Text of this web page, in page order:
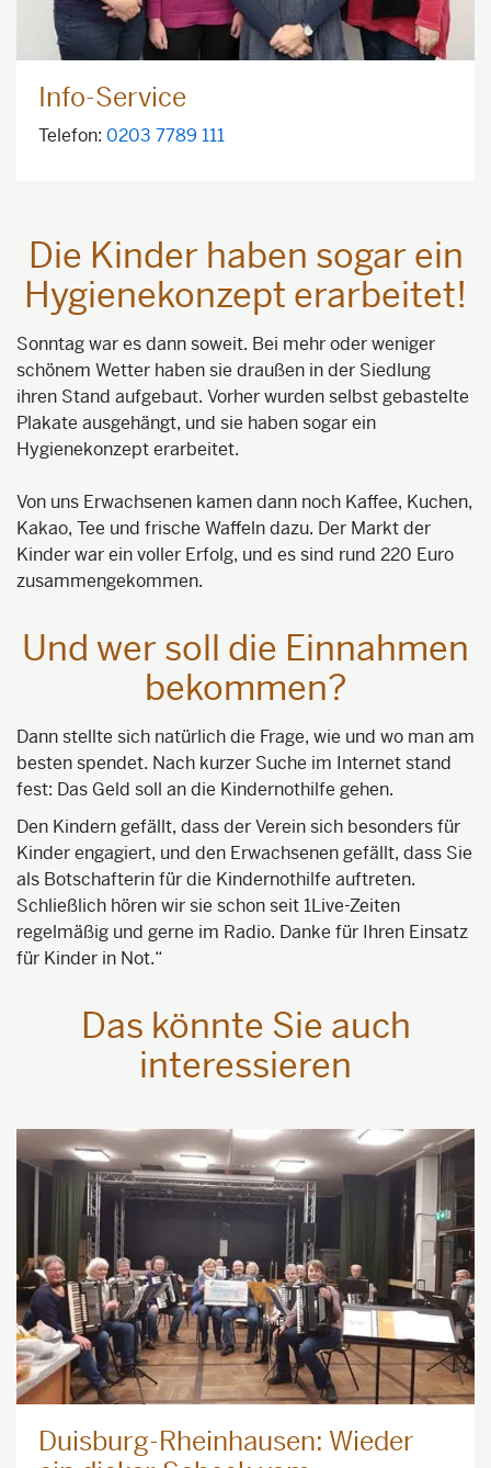
Info-Service
Telefon: 0203 7789 111
Die Kinder haben sogar ein
Hygienekonzept erarbeitet!
Sonntag war es dann soweit. Bei mehr oder weniger
schönem Wetter haben sie draußen in der Siedlung
ihren Stand aufgebaut. Vorher wurden selbst gebastelte
Plakate ausgehängt, und sie haben sogar ein
Hygienekonzept erarbeitet.
Von uns Erwachsenen kamen dann noch Kaffee, Kuchen,
Kakao, Tee und frische Waffeln dazu. Der Markt der
Kinder war ein voller Erfolg, und es sind rund 220 Euro
zusammengekommen.
Und wer soll die Einnahmen
bekommen?
Dann stellte sich natürlich die Frage, wie und wo man am
besten spendet. Nach kurzer Suche im Internet stand
fest: Das Geld soll an die Kindernothilfe gehen.
Den Kindern gefällt, dass der Verein sich besonders für
Kinder engagiert, und den Erwachsenen gefällt, dass Sie
als Botschafterin für die Kindernothilfe auftreten.
Schließlich hören wir sie schon seit 1Live-Zeiten
regelmäßig und gerne im Radio. Danke für Ihren Einsatz
für Kinder in Not.“
Das könnte Sie auch
interessieren
Duisburg-Rheinhausen: Wieder